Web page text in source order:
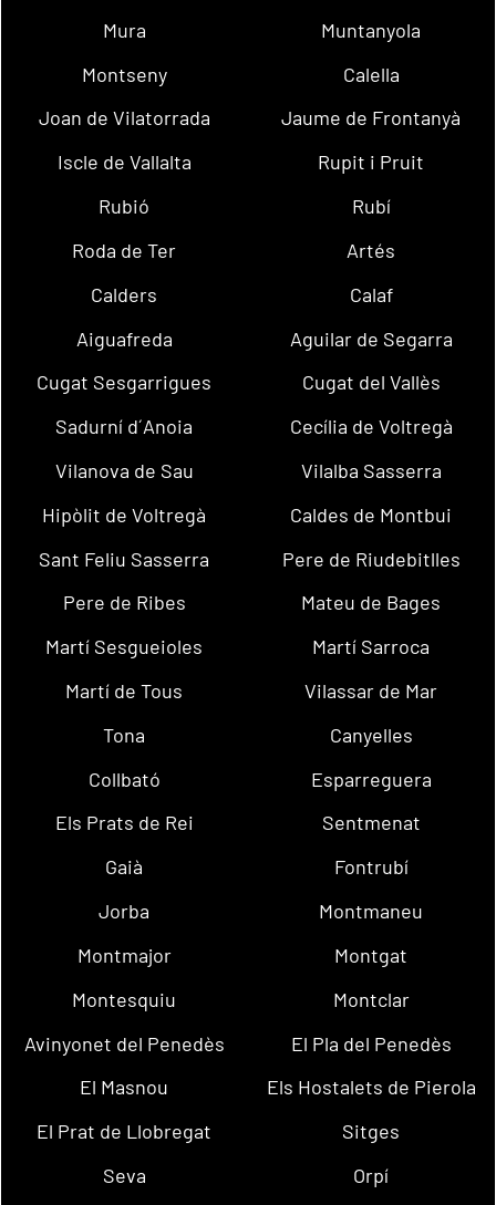
Mura
Muntanyola
Montseny
Calella
Joan de Vilatorrada
Jaume de Frontanyà
Iscle de Vallalta
Rupit i Pruit
Rubió
Rubí
Roda de Ter
Artés
Calders
Calaf
Aiguafreda
Aguilar de Segarra
Cugat Sesgarrigues
Cugat del Vallès
Sadurní d´Anoia
Cecília de Voltregà
Vilanova de Sau
Vilalba Sasserra
Hipòlit de Voltregà
Caldes de Montbui
Sant Feliu Sasserra
Pere de Riudebitlles
Pere de Ribes
Mateu de Bages
Martí Sesgueioles
Martí Sarroca
Martí de Tous
Vilassar de Mar
Tona
Canyelles
Collbató
Esparreguera
Els Prats de Rei
Sentmenat
Gaià
Fontrubí
Jorba
Montmaneu
Montmajor
Montgat
Montesquiu
Montclar
Avinyonet del Penedès
El Pla del Penedès
El Masnou
Els Hostalets de Pierola
El Prat de Llobregat
Sitges
Seva
Orpí